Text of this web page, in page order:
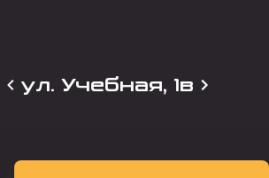
ул. Учебная, 1в